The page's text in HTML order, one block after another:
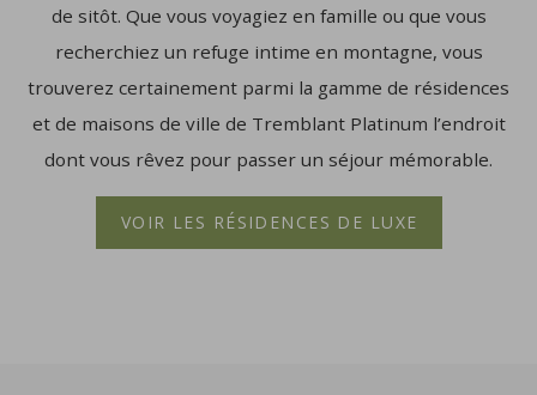
de sitôt. Que vous voyagiez en famille ou que vous
recherchiez un refuge intime en montagne, vous
trouverez certainement parmi la gamme de résidences
et de maisons de ville de Tremblant Platinum l’endroit
dont vous rêvez pour passer un séjour mémorable.
VOIR LES RÉSIDENCES DE LUXE